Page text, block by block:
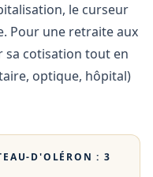
le curseur
Pour une retraite aux
sa cotisation tout en
optique, hôpital)
D'OLÉRON : 3